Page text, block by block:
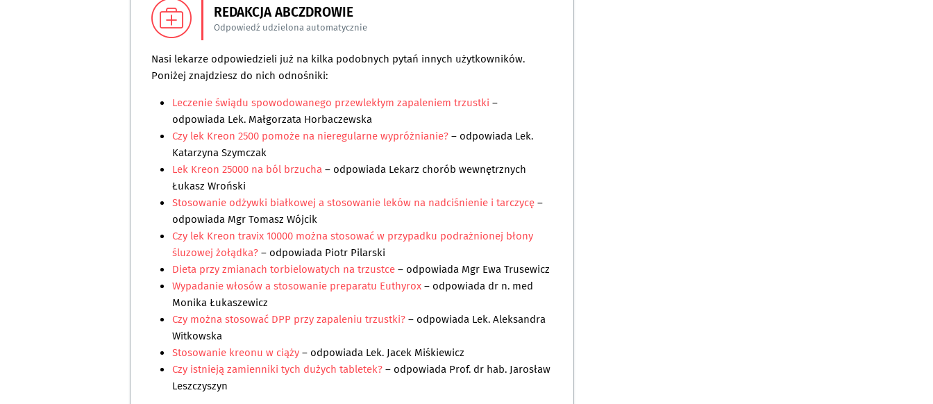
REDAKCJA ABCZDROWIE
Odpowiedź udzielona automatycznie
Nasi lekarze odpowiedzieli już na kilka podobnych pytań innych użytkowników.
Poniżej znajdziesz do nich odnośniki:
Leczenie świądu spowodowanego przewlekłym zapaleniem trzustki –
odpowiada Lek. Małgorzata Horbaczewska
Czy lek Kreon 2500 pomoże na nieregularne wypróżnianie?– odpowiada Lek.
Katarzyna Szymczak
Lek Kreon 25000 na ból brzucha– odpowiada Lekarz chorób wewnętrznych
Łukasz Wroński
Stosowanie odżywki białkowej a stosowanie leków na nadciśnienie i tarczycę–
odpowiada Mgr Tomasz Wójcik
Czy lek Kreon travix 10000 można stosować w przypadku podrażnionej błony
śluzowej żołądka?– odpowiada Piotr Pilarski
Dieta przy zmianach torbielowatych na trzustce– odpowiada Mgr Ewa Trusewicz
Wypadanie włosów a stosowanie preparatu Euthyrox– odpowiada dr n. med
Monika Łukaszewicz
Czy można stosować DPP przy zapaleniu trzustki?– odpowiada Lek. Aleksandra
Witkowska
Stosowanie kreonu w ciąży– odpowiada Lek. Jacek Miśkiewicz
Czy istnieją zamienniki tych dużych tabletek?– odpowiada Prof. dr hab. Jarosław
Leszczyszyn